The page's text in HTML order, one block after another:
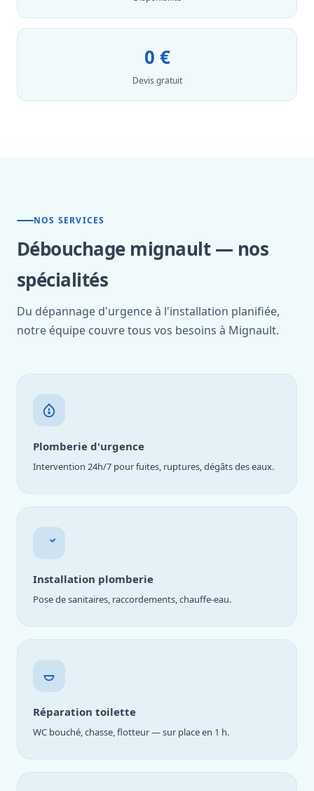
0 €
Devis gratuit
NOS SERVICES
Débouchage mignault — nos
spécialités
Du dépannage d'urgence à l'installation planifiée,
notre équipe couvre tous vos besoins à Mignault.
Plomberie d'urgence
Intervention 24h/7 pour fuites, ruptures, dégâts des eaux.
Installation plomberie
Pose de sanitaires, raccordements, chauffe-eau.
Réparation toilette
WC bouché, chasse, flotteur — sur place en 1 h.